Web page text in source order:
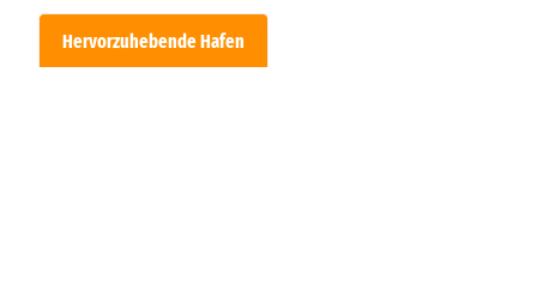
Hervorzuhebende Hafen